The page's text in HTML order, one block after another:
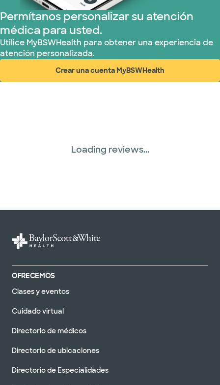
United HealthCare (23 planes)
WellMed (11 planes)
Permítanos personalizar su atención
médica para usted.
Utilice MyBSWHealth para obtener una experiencia de
atención personalizada.
Crear una cuenta MyBSWHealth
(abre en ventana nueva)
Loading reviews...
OFRECEMOS
Clases y eventos
Cuidado virtual
Directorio de médicos
Directorio de ubicaciones
Directorio de Especialidades